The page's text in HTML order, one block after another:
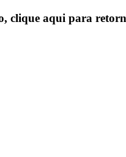
clique aqui para